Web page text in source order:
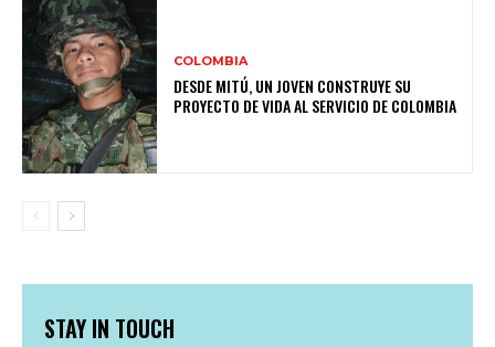
COLOMBIA
DESDE MITÚ, UN JOVEN CONSTRUYE SU
PROYECTO DE VIDA AL SERVICIO DE COLOMBIA
STAY IN TOUCH